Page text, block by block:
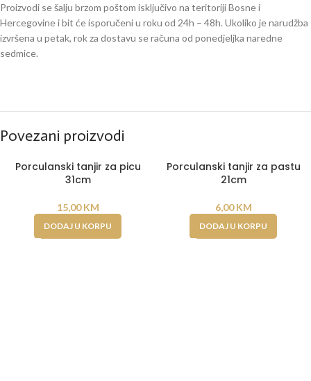
Proizvodi se šalju brzom poštom isključivo na teritoriji Bosne i
Hercegovine i bit će isporučeni u roku od 24h – 48h. Ukoliko je narudžba
izvršena u petak, rok za dostavu se računa od ponedjeljka naredne
sedmice.
Povezani proizvodi
Porculanski tanjir za picu
31cm
15,00KM
DODAJ U KORPU
Porculanski tanjir za pastu
21cm
6,00KM
DODAJ U KORPU